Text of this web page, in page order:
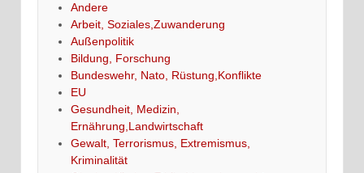
Andere
Arbeit, Soziales,Zuwanderung
Außenpolitik
Bildung, Forschung
Bundeswehr, Nato, Rüstung,Konflikte
EU
Gesundheit, Medizin,
Ernährung,Landwirtschaft
Gewalt, Terrorismus, Extremismus,
Kriminalität